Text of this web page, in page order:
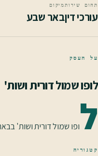
תחום שירות
עורכי דין
מיקום
באר שבע
על העסק
לופו שמול דורית ושות'
לופו שמול דורית ושות'
קטגוריה